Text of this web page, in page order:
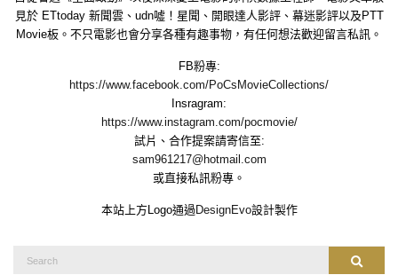
見於 ETtoday 新聞雲、udn噓！星聞、開眼達人影評、幕迷影評以及PTT
Movie板。不只電影也會分享各種有趣事物，有任何想法歡迎留言私訊。
FB粉專:
https://www.facebook.com/PoCsMovieCollections/
Insragram:
https://www.instagram.com/pocmovie/
試片、合作提案請寄信至:
sam961217@hotmail.com
或直接私訊粉專。
本站上方Logo通過 DesignEvo設計製作
Search
Search